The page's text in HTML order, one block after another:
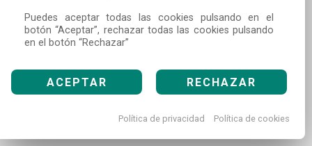
Puedes aceptar todas las cookies pulsando en el
botón “Aceptar”, rechazar todas las cookies pulsando
en el botón “Rechazar”
ACEPTAR RECHAZAR
Política de privacidad Política de cookies